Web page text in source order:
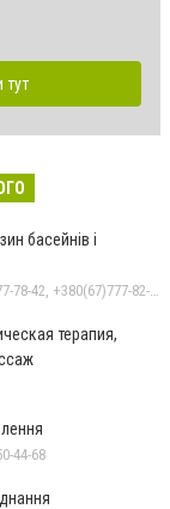
тут
басейнів і
терапия,
44-68